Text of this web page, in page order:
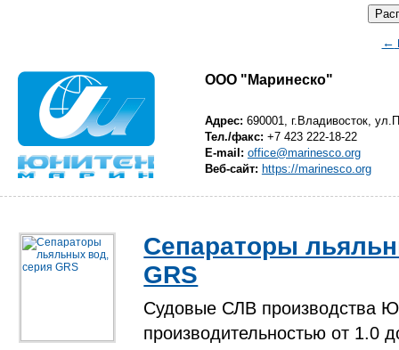
←
ООО "Маринеско"
Адрес: 690001, г.Владивосток,
Тел./факс: +7 423 222-18-22
E-mail: office@marinesco.org
Веб-сайт: https://marinesco.org
Сепараторы
GRS
Судовые СЛВ производства
производительностью от 1.0